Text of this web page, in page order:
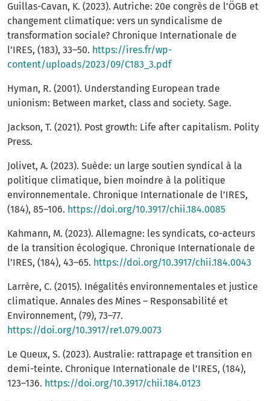
Guillas-Cavan, K. (2023). Autriche: 20e congrès de l’ÖGB et
changement climatique: vers un syndicalisme de
transformation sociale? Chronique Internationale de
l’IRES, (183), 33–50. https://ires.fr/wp-
content/uploads/2023/09/C183_3.pdf
Hyman, R. (2001). Understanding European trade
unionism: Between market, class and society. Sage.
Jackson, T. (2021). Post growth: Life after capitalism. Polity
Press.
Jolivet, A. (2023). Suède: un large soutien syndical à la
politique climatique, bien moindre à la politique
environnementale. Chronique Internationale de l’IRES,
(184), 85–106. https://doi.org/10.3917/chii.184.0085
Kahmann, M. (2023). Allemagne: les syndicats, co-acteurs
de la transition écologique. Chronique Internationale de
l’IRES, (184), 43–65. https://doi.org/10.3917/chii.184.0043
Larrère, C. (2015). Inégalités environnementales et justice
climatique. Annales des Mines – Responsabilité et
Environnement, (79), 73–77.
https://doi.org/10.3917/re1.079.0073
Le Queux, S. (2023). Australie: rattrapage et transition en
demi-teinte. Chronique Internationale de l’IRES, (184),
123–136. https://doi.org/10.3917/chii.184.0123